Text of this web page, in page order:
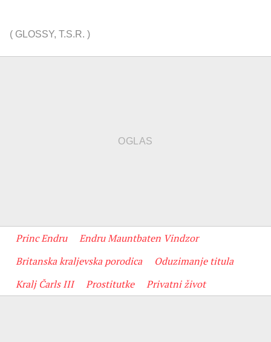
( GLOSSY, T.S.R. )
Princ Endru
Endru Mauntbaten Vindzor
Britanska kraljevska porodica
Oduzimanje titula
Kralj Čarls III
Prostitutke Privatni život